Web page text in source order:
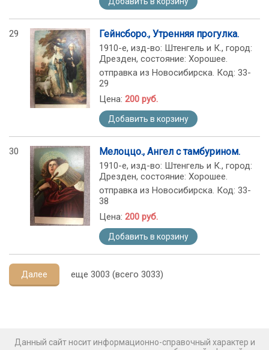
29 Гейнсборо., Утренняя прогулка.
1910-е, изд-во: Штенгель и К., город:
Дрезден, состояние: Хорошее.
отправка из Новосибирска. Код: 33-
29
Цена: 200 руб.
Добавить в корзину
30 Мелоццо., Ангел с тамбурином.
1910-е, изд-во: Штенгель и К., город:
Дрезден, состояние: Хорошее.
отправка из Новосибирска. Код: 33-
38
Цена: 200 руб.
Добавить в корзину
Далее еще 3003 (всего 3033)
Данный сайт носит информационно-справочный характер и